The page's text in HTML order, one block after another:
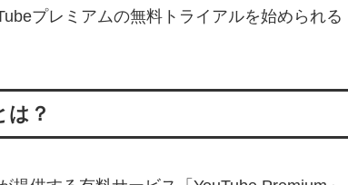
プレミアムの無料トライアルを始められる
は？